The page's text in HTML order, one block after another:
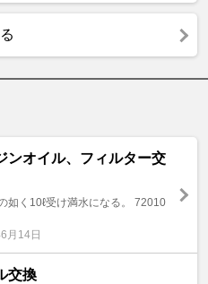
ンオイル、フィルター交
如く10ℓ受け満水になる。 72010
月14日
交換